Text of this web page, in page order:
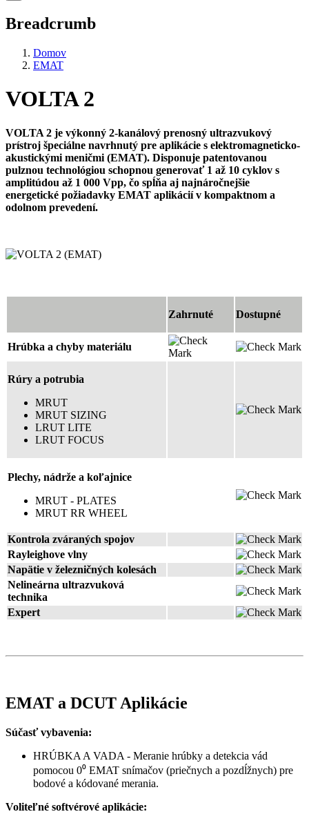
Breadcrumb
Domov
EMAT
VOLTA 2
VOLTA 2 je výkonný 2-kanálový prenosný ultrazvukový
prístroj špeciálne navrhnutý pre aplikácie s elektromagneticko-
akustickými meničmi (EMAT). Disponuje patentovanou
pulznou technológiou schopnou generovať 1 až 10 cyklov s
amplitúdou až 1 000 Vpp, čo spĺňa aj najnáročnejšie
energetické požiadavky EMAT aplikácií v kompaktnom a
odolnom prevedení.
Zahrnuté Dostupné
Hrúbka a chyby materiálu
Rúry a potrubia
MRUT
MRUT SIZING
LRUT LITE
LRUT FOCUS
Plechy, nádrže a koľajnice
MRUT - PLATES
MRUT RR WHEEL
Kontrola zváraných spojov
Rayleighove vlny
Napätie v železničných kolesách
Nelineárna ultrazvuková
technika
Expert
EMAT a DCUT Aplikácie
Súčasť vybavenia:
HRÚBKA A VADA - Meranie hrúbky a detekcia vád
pomocou 0⁰ EMAT snímačov (priečnych a pozdĺžnych) pre
bodové a kódované merania.
Voliteľné softvérové aplikácie: